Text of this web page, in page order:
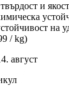
и
на
/ kg)
август